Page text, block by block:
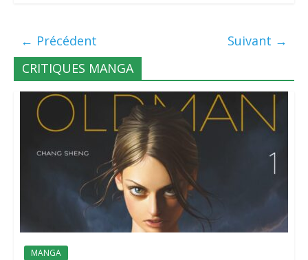
← Précédent
Suivant →
CRITIQUES MANGA
MANGA